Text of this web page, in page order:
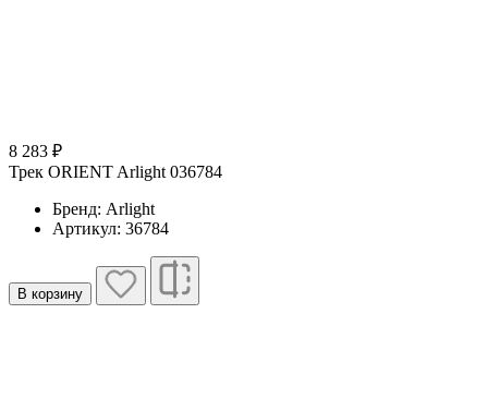
8 283 ₽
Трек ORIENT Arlight 036784
Бренд: Arlight
Артикул: 36784
В корзину